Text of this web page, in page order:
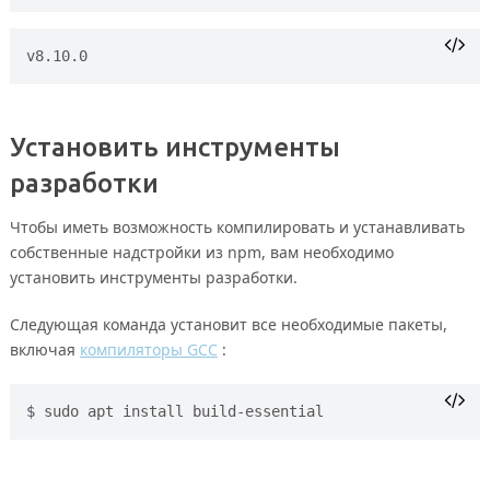
v8.10.0
Установить инструменты
разработки
Чтобы иметь возможность компилировать и устанавливать
собственные надстройки из npm, вам необходимо
установить инструменты разработки.
Следующая команда установит все необходимые пакеты,
включая компиляторы GCC :
sudo apt install build-essential